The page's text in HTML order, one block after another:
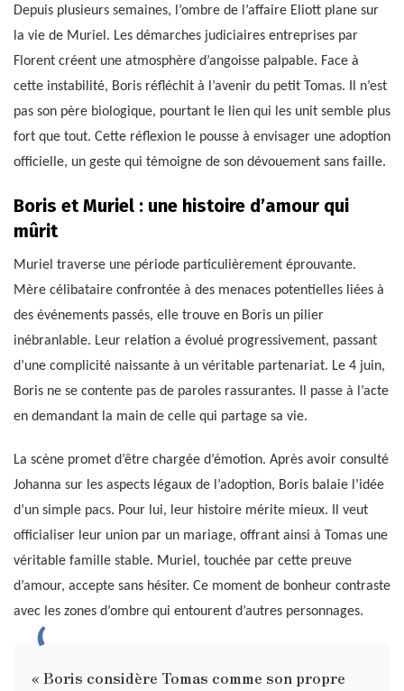
Depuis plusieurs semaines, l’ombre de l’affaire Eliott plane sur
la vie de Muriel. Les démarches judiciaires entreprises par
Florent créent une atmosphère d’angoisse palpable. Face à
cette instabilité, Boris réfléchit à l’avenir du petit Tomas. Il n’est
pas son père biologique, pourtant le lien qui les unit semble plus
fort que tout. Cette réflexion le pousse à envisager une adoption
officielle, un geste qui témoigne de son dévouement sans faille.
Boris et Muriel : une histoire d’amour qui
mûrit
Muriel traverse une période particulièrement éprouvante.
Mère célibataire confrontée à des menaces potentielles liées à
des événements passés, elle trouve en Boris un pilier
inébranlable. Leur relation a évolué progressivement, passant
d’une complicité naissante à un véritable partenariat. Le 4 juin,
Boris ne se contente pas de paroles rassurantes. Il passe à l’acte
en demandant la main de celle qui partage sa vie.
La scène promet d’être chargée d’émotion. Après avoir consulté
Johanna sur les aspects légaux de l’adoption, Boris balaie l’idée
d’un simple pacs. Pour lui, leur histoire mérite mieux. Il veut
officialiser leur union par un mariage, offrant ainsi à Tomas une
véritable famille stable. Muriel, touchée par cette preuve
d’amour, accepte sans hésiter. Ce moment de bonheur contraste
avec les zones d’ombre qui entourent d’autres personnages.
« Boris considère Tomas comme son propre